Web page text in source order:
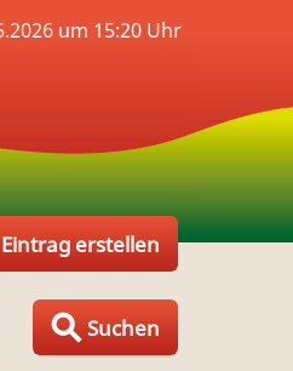
erstellen
Suchen
um 15:20 Uhr